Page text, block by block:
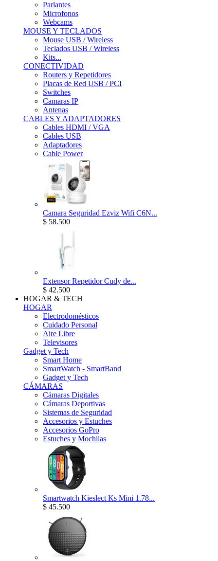
Parlantes
Microfonos
Webcams
MOUSE Y TECLADOS
Mouse USB / Wireless
Teclados USB / Wireless
Kits...
CONECTIVIDAD
Routers y Repetidores
Placas de Red USB / PCI
Switches
Camaras IP
Antenas
CABLES Y ADAPTADORES
Cables HDMI / VGA
Cables USB
Adaptadores
Cable Power
Camara Seguridad Ezviz Wifi C6N...
$ 58.500
Extensor Repetidor Cudy de...
$ 42.500
HOGAR & TECH
HOGAR
Electrodomésticos
Cuidado Personal
Aire Libre
Televisores
Gadget y Tech
Smart Home
SmartWatch - SmartBand
Gadget y Tech
CÁMARAS
Cámaras Digitales
Cámaras Deportivas
Sistemas de Seguridad
Accesorios y Estuches
Accesorios GoPro
Estuches y Mochilas
Smartwatch Kieslect Ks Mini 1.78...
$ 45.500